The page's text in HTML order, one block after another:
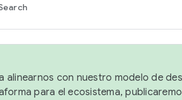
alinearnos con nuestro modelo de
para el ecosistema,